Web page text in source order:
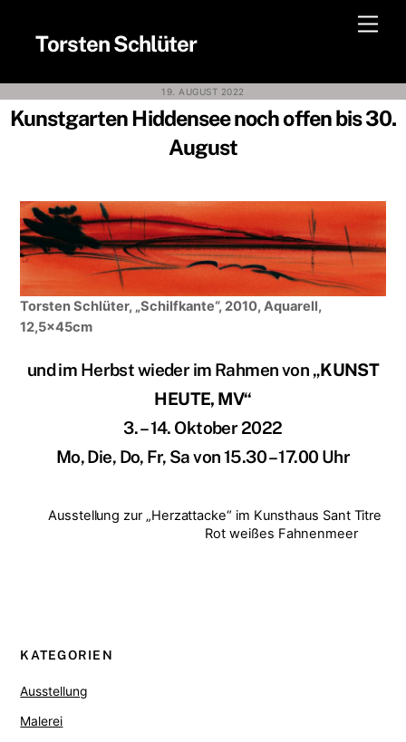
contentTorsten Schlüter
19. AUGUST 2022
Kunstgarten Hiddensee noch offen bis 30.
August
Torsten Schlüter, „Schilfkante“, 2010, Aquarell,
12,5x45cm
und im Herbst wieder im Rahmen von „KUNST
HEUTE, MV“
3. – 14. Oktober 2022
Mo, Die, Do, Fr, Sa von 15.30 – 17.00 Uhr
Ausstellung zur „Herzattacke“ im Kunsthaus Sant Titre
Rot weißes Fahnenmeer
KATEGORIEN
Ausstellung
Malerei